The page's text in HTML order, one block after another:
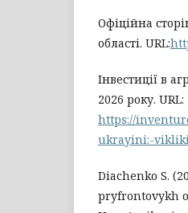
Офіційна
області. URL:
Інвестиції в
2026 року. URL:
https://
ukrayini:-
Diachenko S.
pryfrontovykh